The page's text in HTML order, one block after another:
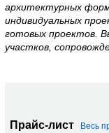
архитектурных
индивидуальных
готовых проектов.
участков,
Прайс-лист Весь